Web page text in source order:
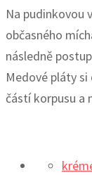
Na pudinkovou
občasného
následně
Medové pláty
částí korpusu a